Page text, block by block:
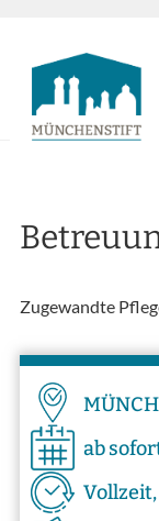
Zugewandte
ab